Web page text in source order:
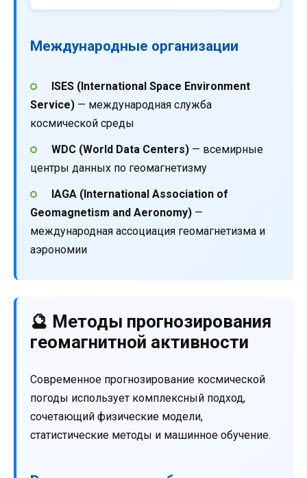
Международные организации
ISES (International Space Environment
Service) — международная служба
космической среды
WDC (World Data Centers)— всемирные
центры данных по геомагнетизму
IAGA (International Association of
Geomagnetism and Aeronomy) —
международная ассоциация геомагнетизма и
аэрономии
🔮 Методы прогнозирования
геомагнитной активности
Современное прогнозирование космической
погоды использует комплексный подход,
сочетающий физические модели,
статистические методы и машинное обучение.